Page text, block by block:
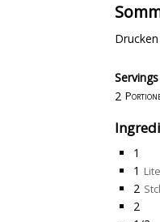
Drucken
Servings
2
1
1
2
2